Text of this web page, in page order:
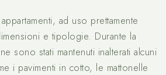
ad uso prettamente
e tipologie. Durante la
sono stati mantenuti inalterati alcuni
i pavimenti in cotto, le mattonelle